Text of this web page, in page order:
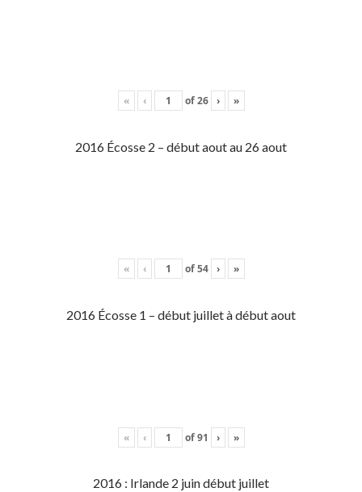
« ‹ of26 › »
2016 Écosse 2 – début aout au 26 aout
« ‹ of54 › »
2016 Écosse 1 – début juillet à début aout
« ‹ of91 › »
2016 : Irlande 2 juin début juillet